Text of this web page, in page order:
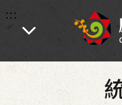
:::
:::